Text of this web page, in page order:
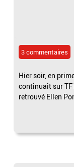
3 commentaires
Hier soir, en
continuait sur
retrouvé Ellen